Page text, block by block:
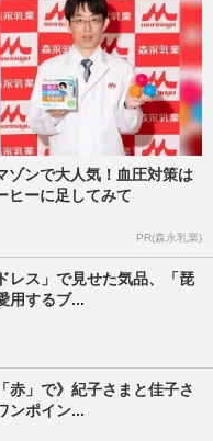
ゾンで大人気！血圧対策は
ヒーに足してみて
PR(森永乳業)
レス」で見せた気品、「琵
用するブ...
赤」で》紀子さまと佳子さ
ンポイン...